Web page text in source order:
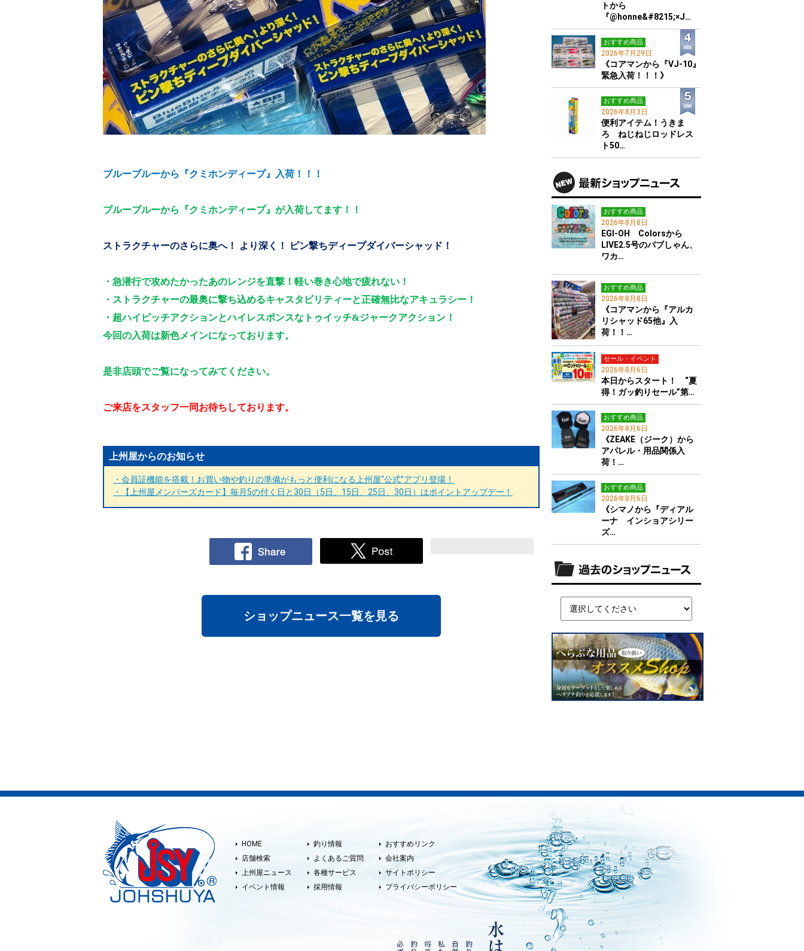
ブルーブルーから『クミホンディープ』入荷！！！
ブルーブルーから『クミホンディープ』が入荷してます！！
ストラクチャーのさらに奥へ！ より深く！ ピン撃ちディープダイバーシャッド！
・急潜行で攻めたかったあのレンジを直撃！軽い巻き心地で疲れない！
・ストラクチャーの最奥に撃ち込めるキャスタビリティーと正確無比なアキュラシー！
・超ハイピッチアクションとハイレスポンスなトゥイッチ&ジャークアクション！
今回の入荷は新色メインになっております。
是非店頭でご覧になってみてください。
ご来店をスタッフ一同お待ちしております。
上州屋からのお知らせ
・会員証機能を搭載！お買い物や釣りの準備がもっと便利になる上州屋“公式”アプリ登場！
・【上州屋メンバーズカード】毎月5の付く日と30日（5日、15日、25日、30日）はポイントアップデー！
ショップニュース一覧を見る
トから
『@honne&#8215;×J…
おすすめ商品
2026年7月29日
《コアマンから『VJ-10』
緊急入荷！！！》
おすすめ商品
2026年8月3日
便利アイテム！うきま
ろ ねじねじロッドレス
ト50…
おすすめ商品
2026年8月8日
EGI-OH Colorsから
LIVE2.5号のバブしゃん、
ワカ…
おすすめ商品
2026年8月8日
《コアマンから『アルカ
リシャッド65他』入
荷！！…
セール・イベント
2026年8月6日
本日からスタート！ “夏
得！ガッ釣りセール”第…
おすすめ商品
2026年8月6日
《ZEAKE（ジーク）から
アパレル・用品関係入
荷！…
おすすめ商品
2026年8月6日
《シマノから『ディアル
ーナ インショアシリー
ズ…
HOME
店舗検索
上州屋ニュース
イベント情報
釣り情報
よくあるご質問
各種サービス
採用情報
おすすめリンク
会社案内
サイトポリシー
プライバシーポリシー